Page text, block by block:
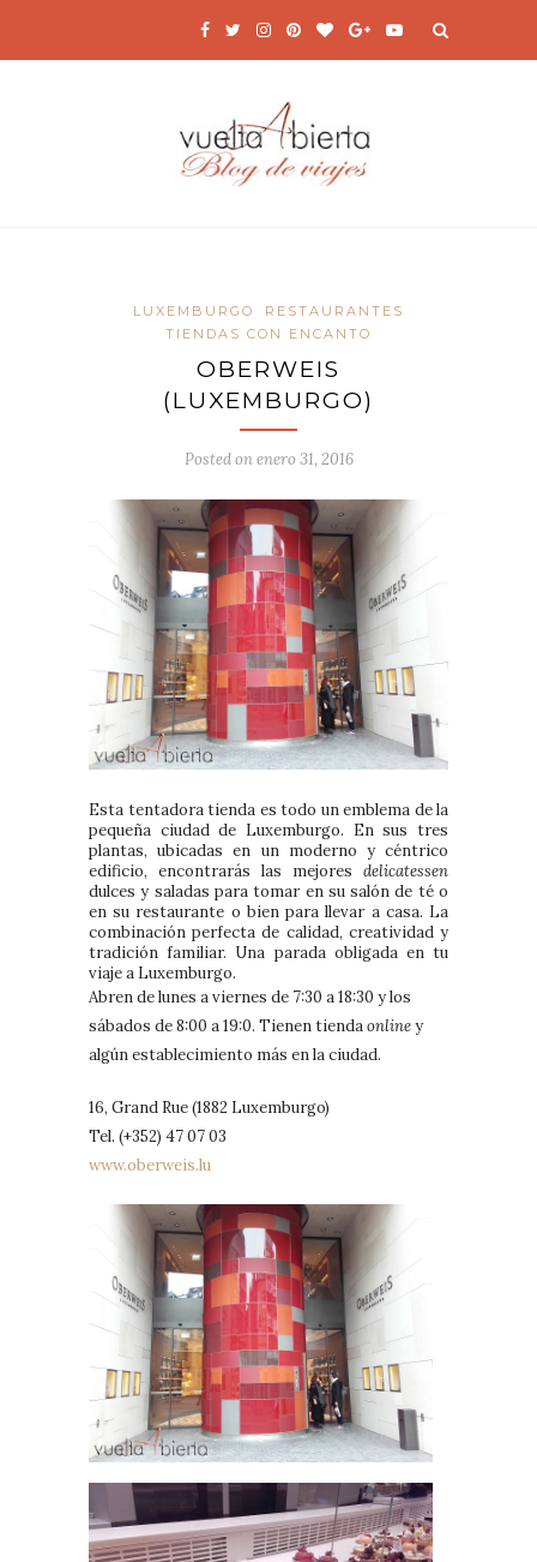
LUXEMBURGO
RESTAURANTES
TIENDAS CON ENCANTO
OBERWEIS
(LUXEMBURGO)
Posted onenero 31, 2016
Esta tentadora tienda es todo un emblema de la
pequeña ciudad de Luxemburgo. En sus tres
plantas, ubicadas en un moderno y céntrico
edificio, encontrarás las mejores delicatessen
dulces y saladas para tomar en su salón de té o
en su restaurante o bien para llevar a casa. La
combinación perfecta de calidad, creatividad y
tradición familiar. Una parada obligada en tu
viaje a Luxemburgo.
Abren de lunes a viernes de 7:30 a 18:30 y los
sábados de 8:00 a 19:0. Tienen tiendaonliney
algún establecimiento más en la ciudad.
16, Grand Rue (1882 Luxemburgo)
Tel. (+352) 47 07 03
www.oberweis.lu